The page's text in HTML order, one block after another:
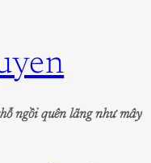
ngồi quên lãng như mây